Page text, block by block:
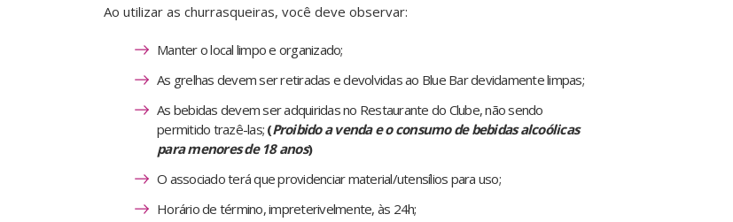
Ao utilizar as churrasqueiras, você deve observar:
Manter o local limpo e organizado;
As grelhas devem ser retiradas e devolvidas ao Blue Bar devidamente limpas;
As bebidas devem ser adquiridas no Restaurante do Clube, não sendo
permitido trazê-las; (Proibido a venda e o consumo de bebidas alcoólicas
para menores de 18 anos)
O associado terá que providenciar material/utensílios para uso;
Horário de término, impreterivelmente, às 24h;